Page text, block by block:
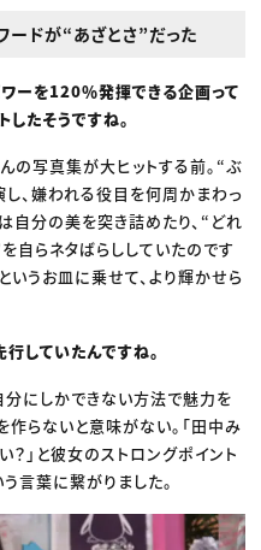
ドが“あざとさ”だった
ーを120％発揮できる企画って
したそうですね。
の写真集が大ヒットする前。“ぶ
し、嫌われる役目を何周かまわっ
自分の美を突き詰めたり、“どれ
自らネタばらししていたのです
いうお皿に乗せて、より輝かせら
していたんですね。
分にしかできない方法で魅力を
作らないと意味がない。「田中み
」と彼女のストロングポイント
言葉に繋がりました。